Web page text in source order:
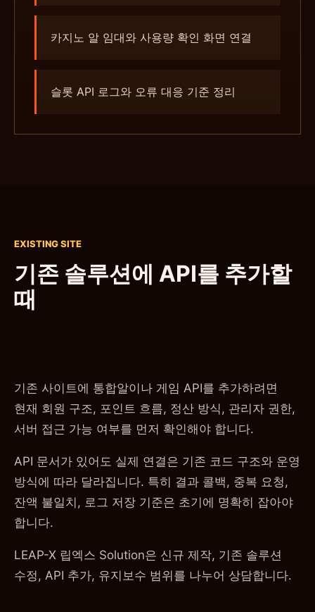
카지노 알 임대와 사용량 확인 화면 연결
슬롯 API 로그와 오류 대응 기준 정리
EXISTING SITE
기존 솔루션에 API를 추가할
때
기존 사이트에 통합알이나 게임 API를 추가하려면
현재 회원 구조, 포인트 흐름, 정산 방식, 관리자 권한,
서버 접근 가능 여부를 먼저 확인해야 합니다.
API 문서가 있어도 실제 연결은 기존 코드 구조와 운영
방식에 따라 달라집니다. 특히 결과 콜백, 중복 요청,
잔액 불일치, 로그 저장 기준은 초기에 명확히 잡아야
합니다.
LEAP-X 립엑스 Solution은 신규 제작, 기존 솔루션
수정, API 추가, 유지보수 범위를 나누어 상담합니다.